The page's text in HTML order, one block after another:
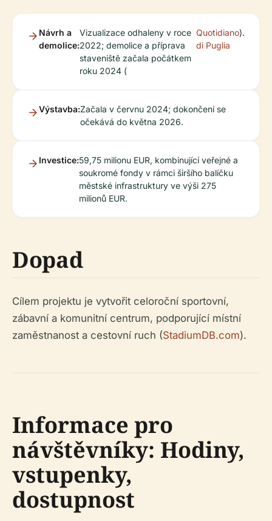
Návrh a
demolice:
Vizualizace odhaleny v roce
2022; demolice a příprava
staveniště začala počátkem
roku 2024 (
Quotidiano
di Puglia
).
Výstavba:Začala v červnu 2024; dokončení se
očekává do května 2026.
Investice:59,75 milionu EUR, kombinující veřejné a
soukromé fondy v rámci širšího balíčku
městské infrastruktury ve výši 275
milionů EUR.
Dopad
Cílem projektu je vytvořit celoroční sportovní,
zábavní a komunitní centrum, podporující místní
zaměstnanost a cestovní ruch (StadiumDB.com).
Informace pro
návštěvníky: Hodiny,
vstupenky,
dostupnost